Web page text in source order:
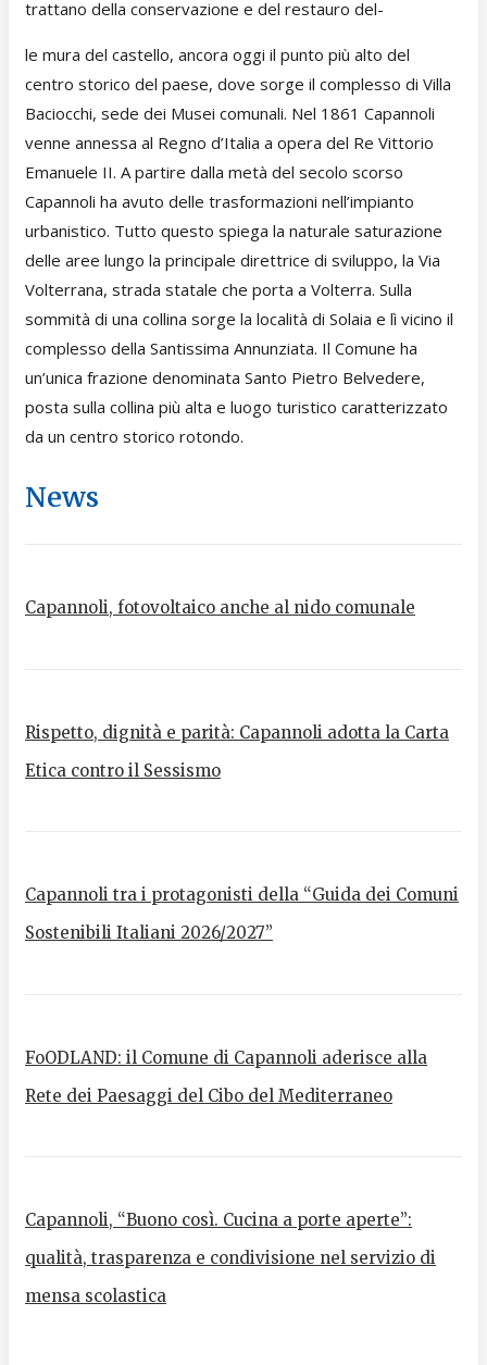
trattano della conservazione e del restauro del-
le mura del castello, ancora oggi il punto più alto del
centro storico del paese, dove sorge il complesso di Villa
Baciocchi, sede dei Musei comunali. Nel 1861 Capannoli
venne annessa al Regno d’Italia a opera del Re Vittorio
Emanuele II. A partire dalla metà del secolo scorso
Capannoli ha avuto delle trasformazioni nell’impianto
urbanistico. Tutto questo spiega la naturale saturazione
delle aree lungo la principale direttrice di sviluppo, la Via
Volterrana, strada statale che porta a Volterra. Sulla
sommità di una collina sorge la località di Solaia e lì vicino il
complesso della Santissima Annunziata. Il Comune ha
un’unica frazione denominata Santo Pietro Belvedere,
posta sulla collina più alta e luogo turistico caratterizzato
da un centro storico rotondo.
News
Capannoli, fotovoltaico anche al nido comunale
Rispetto, dignità e parità: Capannoli adotta la Carta
Etica contro il Sessismo
Capannoli tra i protagonisti della “Guida dei Comuni
Sostenibili Italiani 2026/2027”
FoODLAND: il Comune di Capannoli aderisce alla
Rete dei Paesaggi del Cibo del Mediterraneo
Capannoli, “Buono così. Cucina a porte aperte”:
qualità, trasparenza e condivisione nel servizio di
mensa scolastica